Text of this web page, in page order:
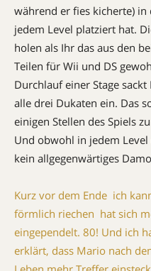
während er fies kicherte)
jedem Level platziert hat.
holen als Ihr das aus den
Teilen für Wii und DS
Durchlauf einer Stage
alle drei Dukaten ein. Das
einigen Stellen des Spiels
Und obwohl in jedem
kein allgegenwärtiges
Kurz vor dem Ende  ich
förmlich riechen  hat sich
eingependelt. 80! Und ich
erklärt, dass Mario nach